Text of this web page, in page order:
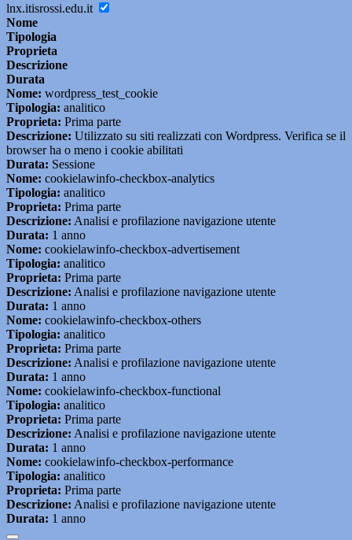
lnx.itisrossi.edu.it
Nome
Tipologia
Proprieta
Descrizione
Durata
Nome: wordpress_test_cookie
Tipologia: analitico
Proprieta: Prima parte
Descrizione: Utilizzato su siti realizzati con Wordpress. Verifica se il
browser ha o meno i cookie abilitati
Durata: Sessione
Nome: cookielawinfo-checkbox-analytics
Tipologia: analitico
Proprieta: Prima parte
Descrizione: Analisi e profilazione navigazione utente
Durata: 1 anno
Nome: cookielawinfo-checkbox-advertisement
Tipologia: analitico
Proprieta: Prima parte
Descrizione: Analisi e profilazione navigazione utente
Durata: 1 anno
Nome: cookielawinfo-checkbox-others
Tipologia: analitico
Proprieta: Prima parte
Descrizione: Analisi e profilazione navigazione utente
Durata: 1 anno
Nome: cookielawinfo-checkbox-functional
Tipologia: analitico
Proprieta: Prima parte
Descrizione: Analisi e profilazione navigazione utente
Durata: 1 anno
Nome: cookielawinfo-checkbox-performance
Tipologia: analitico
Proprieta: Prima parte
Descrizione: Analisi e profilazione navigazione utente
Durata: 1 anno